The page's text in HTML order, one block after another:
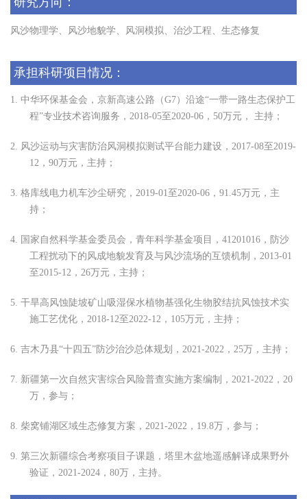
风沙物理学、风沙地貌学、风洞模拟、治沙工程、生态修复
承担科研项目情况：
1. 中华环保基金会 ， 京新高速公路 （G7） 沿途“一带一路生态保护工
程”专业技术咨询服务 ，2018-05至2020-06 ， 50万元 ， 主持；
2. 风沙运动与灾害防治风洞模拟测试平台能力建设 ， 2017-08至2019-
12 ，90万元 ， 主持；
3. 格库线电力机车沙尘研究 ， 2019-01至2020-06 ， 91.45万元 ， 主
持；
4. 国家自然科学基金委员会 ， 青年科学基金项目 ， 41201016 ， 防沙
工程扰动下的风成地貌发育及与风沙流场的互馈机制
，2013-01
至2015-12 ，26万元 ，主持；
5. 干旱高风蚀陡坡矿山吸湿保水植物基强化生物胶结抗风蚀技术实
施工艺优化 ，2018-12至2022-12 ， 105万元 ， 主持；
6. 吉木乃县“十四五”防沙治沙总体规划，2021-2022，25万，主持；
7. 新疆第一次自然灾害综合风险普查实施方案编制， 2021-2022，20
万，参与；
8. 柴窝铺湖区域生态修复方案， 2021-2022，19.8万，参与；
9. 第三次新疆综合考察项目子课题，塔里木盆地遥感解译成果野外
验证，2021-2024，80万，主持。